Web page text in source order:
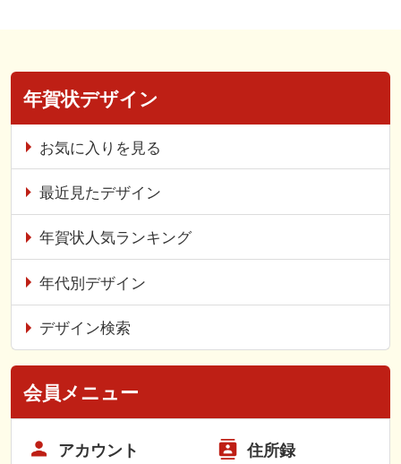
年賀状デザイン
お気に入りを見る
最近見たデザイン
年賀状人気ランキング
年代別デザイン
デザイン検索
会員メニュー
アカウント 住所録